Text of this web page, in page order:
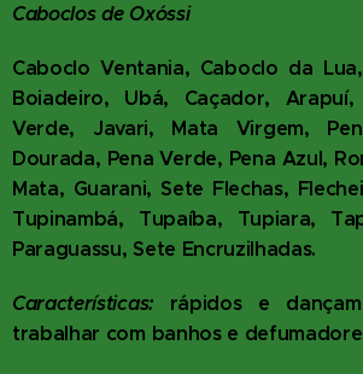
Caboclos de Oxóssi
Caboclo Ventania, Caboclo da
Boiadeiro, Ubá, Caçador, Arapuí,
Verde, Javari, Mata Virgem,
Dourada, Pena Verde, Pena Azul,
Mata, Guarani, Sete Flechas,
Tupinambá, Tupaíba, Tupiara,
Paraguassu, Sete Encruzilhadas.
Características:rápidos e
trabalhar com banhos e